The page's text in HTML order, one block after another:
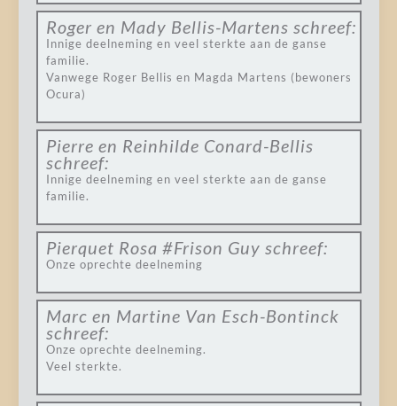
Roger en Mady Bellis-Martens schreef:
Innige deelneming en veel sterkte aan de ganse
familie.
Vanwege Roger Bellis en Magda Martens (bewoners
Ocura)
Pierre en Reinhilde Conard-Bellis
schreef:
Innige deelneming en veel sterkte aan de ganse
familie.
Pierquet Rosa #Frison Guy schreef:
Onze oprechte deelneming
Marc en Martine Van Esch-Bontinck
schreef:
Onze oprechte deelneming.
Veel sterkte.